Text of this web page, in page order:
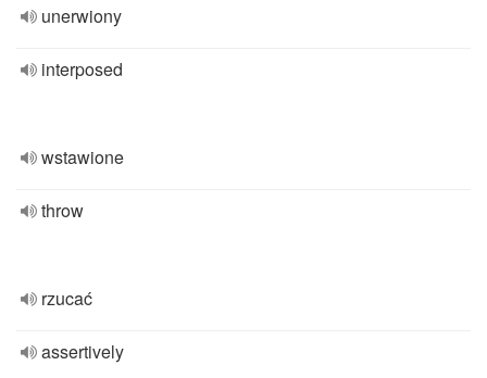
unerwiony
interposed
wstawione
throw
rzucać
assertively